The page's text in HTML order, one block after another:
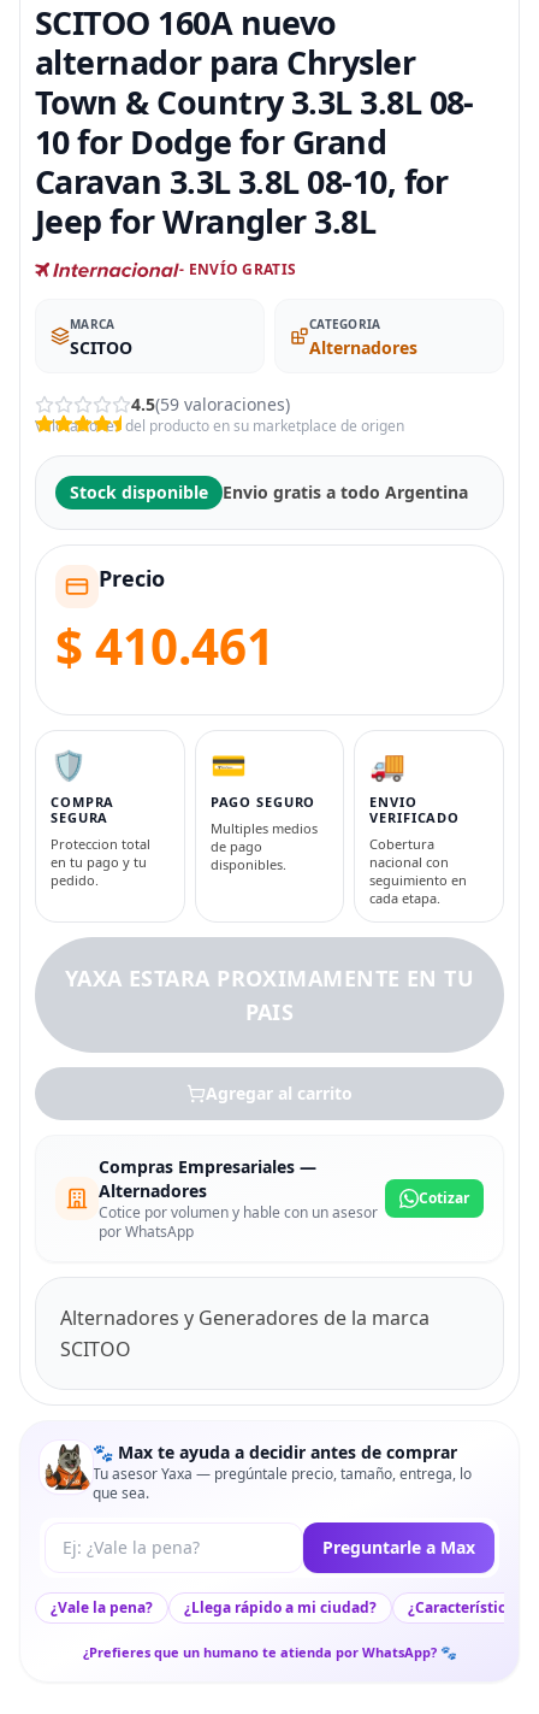
SCITOO 160A nuevo
alternador para Chrysler
Town & Country 3.3L 3.8L 08-
10 for Dodge for Grand
Caravan 3.3L 3.8L 08-10, for
Jeep for Wrangler 3.8L
- ENVÍO GRATIS
MARCA
SCITOO
CATEGORIA
Alternadores
4.5(59 valoraciones)
Valoraciones del producto en su marketplace de origen
Stock disponible Envio gratis a todo Argentina
Precio
$ 410.461
🛡️
COMPRA
SEGURA
Proteccion total
en tu pago y tu
pedido.
💳
PAGO SEGURO
Multiples medios
de pago
disponibles.
🚚
ENVIO
VERIFICADO
Cobertura
nacional con
seguimiento en
cada etapa.
YAXA ESTARA PROXIMAMENTE EN TU
PAIS
Agregar al carrito
Compras Empresariales —
Alternadores
Cotice por volumen y hable con un asesor
por WhatsApp
Cotizar
Alternadores y Generadores de la marca
SCITOO
🐾 Max te ayuda a decidir antes de comprar
Tu asesor Yaxa — pregúntale precio, tamaño, entrega, lo
que sea.
Tu pregunta a Max Preguntarle a Max
¿Vale la pena? ¿Llega rápido a mi ciudad? ¿Características
¿Prefieres que un humano te atienda por WhatsApp? 🐾